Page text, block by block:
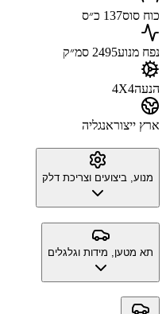
כוח סוס137 כ״ס
נפח מנוע2495 סמ״ק
הנעה4X4
ארץ ייצוראנגליה
מנוע, ביצועים וצריכת דלק
תא מטען, מידות וגלגלים